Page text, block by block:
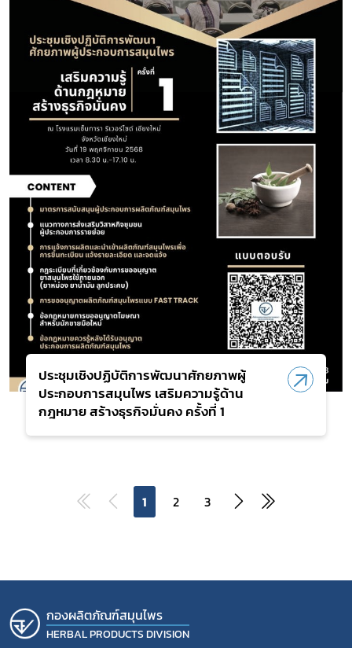
ประชุมเชิงปฏิบัติการพัฒนาศักยภาพผู้
ประกอบการสมุนไพร เสริมความรู้ด้าน
กฎหมาย สร้างธุรกิจมั่นคง ครั้งที่ 1
1 2 3
กองผลิตภัณฑ์สมุนไพร
HERBAL PRODUCTS DIVISION